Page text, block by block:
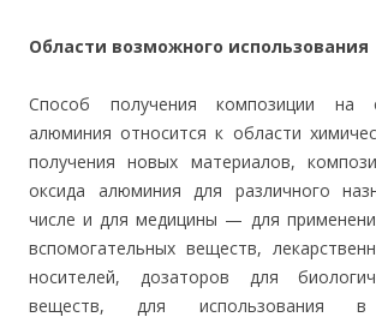
Области возможного использования
Способ получения композиции на
алюминия относится к области
получения новых материалов,
оксида алюминия для различного
числе и для медицины — для
вспомогательных веществ,
носителей, дозаторов для
веществ, для использования в